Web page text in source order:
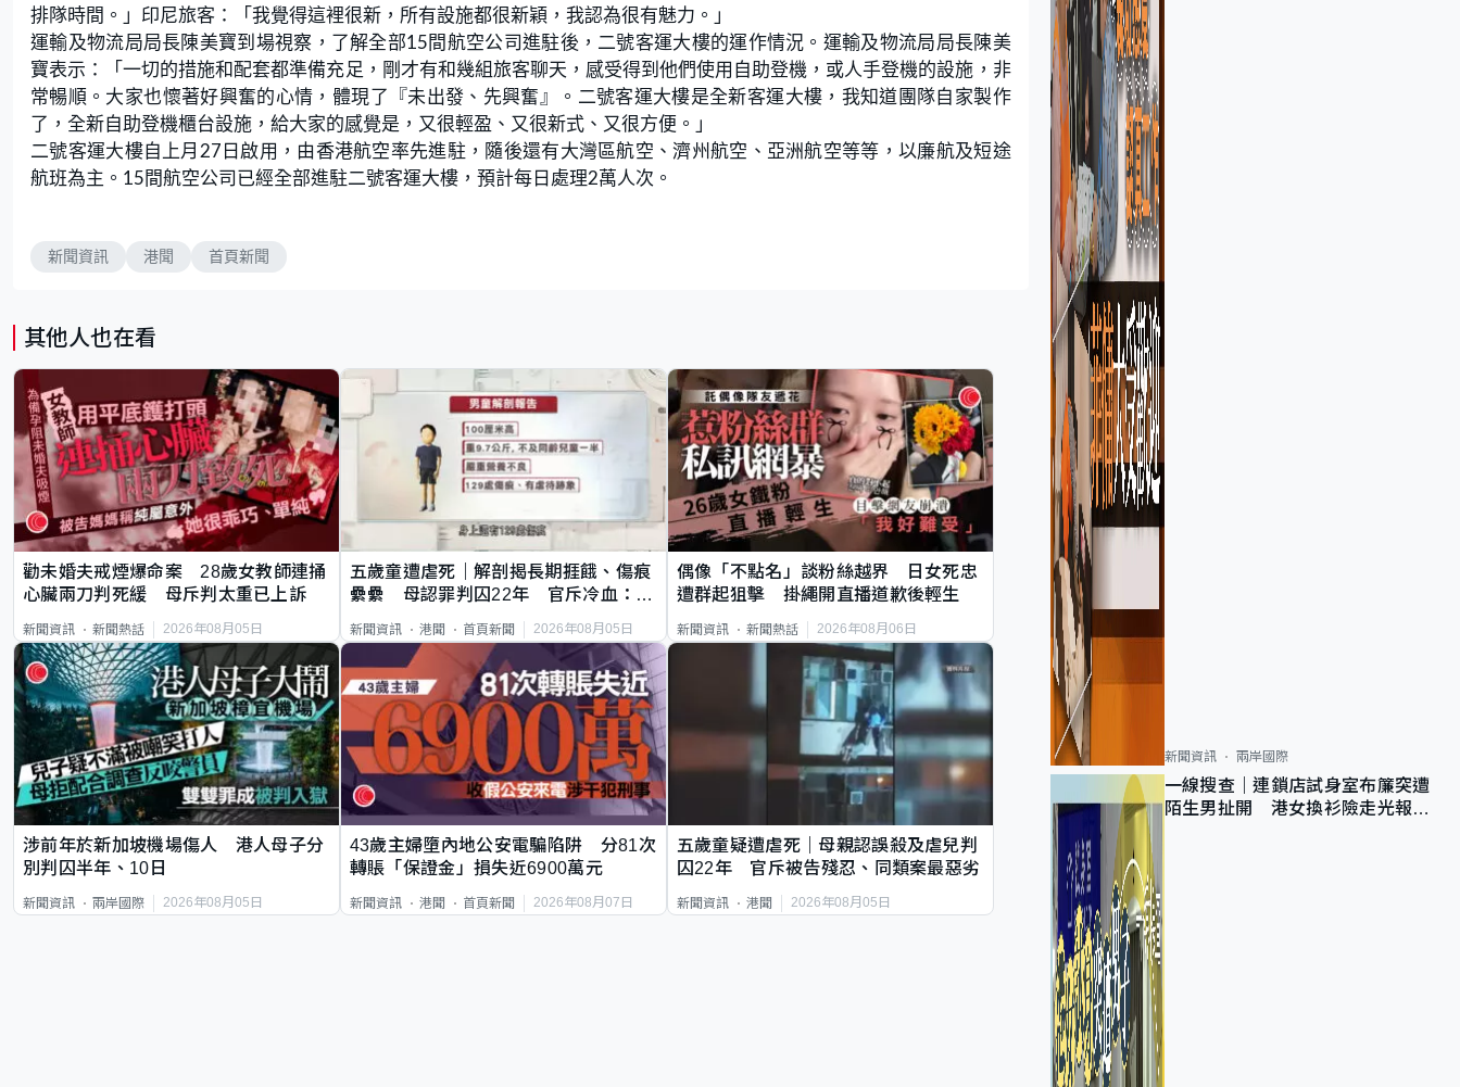
排隊時間。」印尼旅客：「我覺得這裡很新，所有設施都很新穎，我認為很有魅力。」
運輸及物流局局長陳美寶到場視察，了解全部15間航空公司進駐後，二號客運大樓的運作情況。運輸及物流局局長陳美
寶表示：「一切的措施和配套都準備充足，剛才有和幾組旅客聊天，感受得到他們使用自助登機，或人手登機的設施，非
常暢順。大家也懷著好興奮的心情，體現了『未出發、先興奮』。二號客運大樓是全新客運大樓，我知道團隊自家製作
了，全新自助登機櫃台設施，給大家的感覺是，又很輕盈、又很新式、又很方便。」
二號客運大樓自上月27日啟用，由香港航空率先進駐，隨後還有大灣區航空、濟州航空、亞洲航空等等，以廉航及短途
航班為主。15間航空公司已經全部進駐二號客運大樓，預計每日處理2萬人次。
新聞資訊 港聞 首頁新聞
其他人也在看
勸未婚夫戒煙爆命案 28歲女教師連捅
心臟兩刀判死緩 母斥判太重已上訴
新聞資訊 新聞熱話 2026年08月05日
五歲童遭虐死｜解剖揭長期捱餓、傷痕
纍纍 母認罪判囚22年 官斥冷血：同
新聞資訊 港聞 首頁新聞 2026年08月05日
偶像「不點名」談粉絲越界 日女死忠
遭群起狙擊 掛繩開直播道歉後輕生
新聞資訊 新聞熱話 2026年08月06日
涉前年於新加坡機場傷人 港人母子分
別判囚半年、10日
新聞資訊 兩岸國際 2026年08月05日
43歲主婦墮內地公安電騙陷阱 分81次
轉賬「保證金」損失近6900萬元
新聞資訊 港聞 首頁新聞 2026年08月07日
五歲童疑遭虐死｜母親認誤殺及虐兒判
囚22年 官斥被告殘忍、同類案最惡劣
新聞資訊 港聞 2026年08月05日
新聞資訊 兩岸國際
一線搜查｜連鎖店試身室布簾突遭
陌生男扯開 港女換衫險走光報